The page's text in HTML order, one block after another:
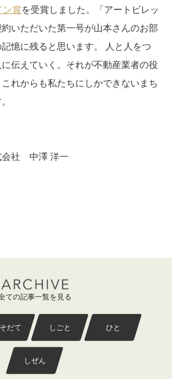
ン賞を受賞しました。「アートビレッ
いただいた第一号が山本さんのお部
憶に残ると思います。 人と人をつ
伝えていく。それが不動産業者の役
れからも私たちにしかできないまち
会社 中澤 洋一
ての記事一覧を見る
だて しごと ひと
しぜん